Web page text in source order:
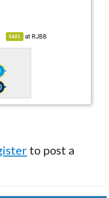
5421 atRJBB
to post a